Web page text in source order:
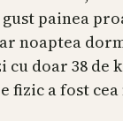
painea
noaptea
cu doar 38 de
fizic a fost